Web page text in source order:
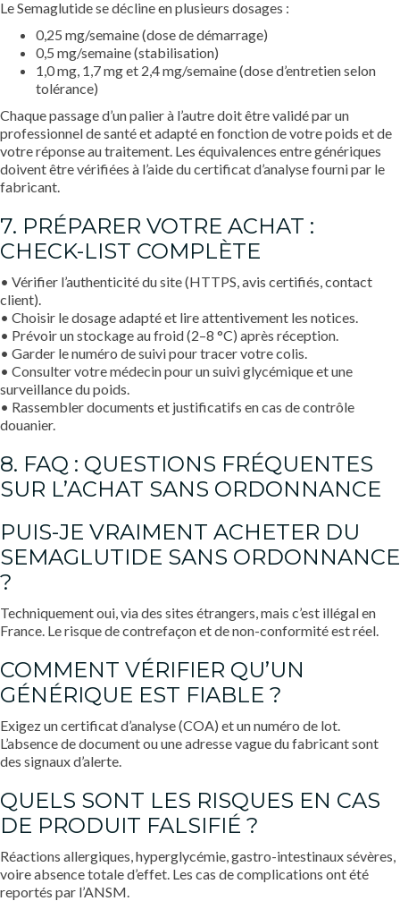
Le Semaglutide se décline en plusieurs dosages :
0,25 mg/semaine (dose de démarrage)
0,5 mg/semaine (stabilisation)
1,0 mg, 1,7 mg et 2,4 mg/semaine (dose d’entretien selon
tolérance)
Chaque passage d’un palier à l’autre doit être validé par un
professionnel de santé et adapté en fonction de votre poids et de
votre réponse au traitement. Les équivalences entre génériques
doivent être vérifiées à l’aide du certificat d’analyse fourni par le
fabricant.
7. PRÉPARER VOTRE ACHAT :
CHECK-LIST COMPLÈTE
• Vérifier l’authenticité du site (HTTPS, avis certifiés, contact
client).
• Choisir le dosage adapté et lire attentivement les notices.
• Prévoir un stockage au froid (2–8 °C) après réception.
• Garder le numéro de suivi pour tracer votre colis.
• Consulter votre médecin pour un suivi glycémique et une
surveillance du poids.
• Rassembler documents et justificatifs en cas de contrôle
douanier.
8. FAQ : QUESTIONS FRÉQUENTES
SUR L’ACHAT SANS ORDONNANCE
PUIS-JE VRAIMENT ACHETER DU
SEMAGLUTIDE SANS ORDONNANCE
?
Techniquement oui, via des sites étrangers, mais c’est illégal en
France. Le risque de contrefaçon et de non-conformité est réel.
COMMENT VÉRIFIER QU’UN
GÉNÉRIQUE EST FIABLE ?
Exigez un certificat d’analyse (COA) et un numéro de lot.
L’absence de document ou une adresse vague du fabricant sont
des signaux d’alerte.
QUELS SONT LES RISQUES EN CAS
DE PRODUIT FALSIFIÉ ?
Réactions allergiques, hyperglycémie, gastro-intestinaux sévères,
voire absence totale d’effet. Les cas de complications ont été
reportés par l’ANSM.